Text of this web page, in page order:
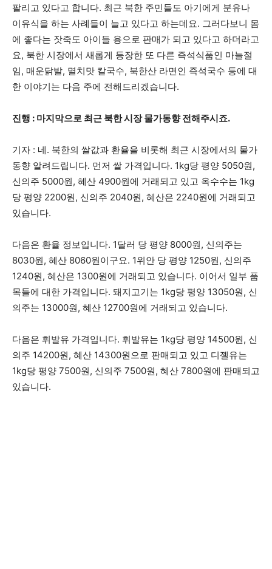
팔리고 있다고 합니다. 최근 북한 주민들도 아기에게 분유나
이유식을 하는 사례들이 늘고 있다고 하는데요. 그러다보니 몸
에 좋다는 잣죽도 아이들 용으로 판매가 되고 있다고 하더라고
요, 북한 시장에서 새롭게 등장한 또 다른 즉석식품인 마늘절
임, 매운닭발, 멸치맛 칼국수, 북한산 라면인 즉석국수 등에 대
한 이야기는 다음 주에 전해드리겠습니다.
진행 : 마지막으로 최근 북한 시장 물가동향 전해주시죠.
기자 : 네. 북한의 쌀값과 환율을 비롯해 최근 시장에서의 물가
동향 알려드립니다. 먼저 쌀 가격입니다. 1kg당 평양 5050원,
신의주 5000원, 혜산 4900원에 거래되고 있고 옥수수는 1kg
당 평양 2200원, 신의주 2040원, 혜산은 2240원에 거래되고
있습니다.
다음은 환율 정보입니다. 1달러 당 평양 8000원, 신의주는
8030원, 혜산 8060원이구요. 1위안 당 평양 1250원, 신의주
1240원, 혜산은 1300원에 거래되고 있습니다. 이어서 일부 품
목들에 대한 가격입니다. 돼지고기는 1kg당 평양 13050원, 신
의주는 13000원, 혜산 12700원에 거래되고 있습니다.
다음은 휘발유 가격입니다. 휘발유는 1kg당 평양 14500원, 신
의주 14200원, 혜산 14300원으로 판매되고 있고 디젤유는
1kg당 평양 7500원, 신의주 7500원, 혜산 7800원에 판매되고
있습니다.